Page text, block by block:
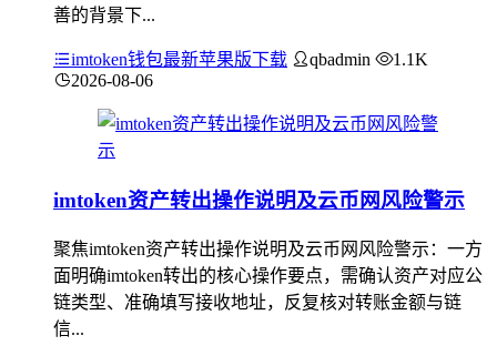
善的背景下...
imtoken钱包最新苹果版下载 qbadmin
1.1K
2026-08-06
imtoken资产转出操作说明及云币网风险警示
聚焦imtoken资产转出操作说明及云币网风险警示：一方
面明确imtoken转出的核心操作要点，需确认资产对应公
链类型、准确填写接收地址，反复核对转账金额与链
信...